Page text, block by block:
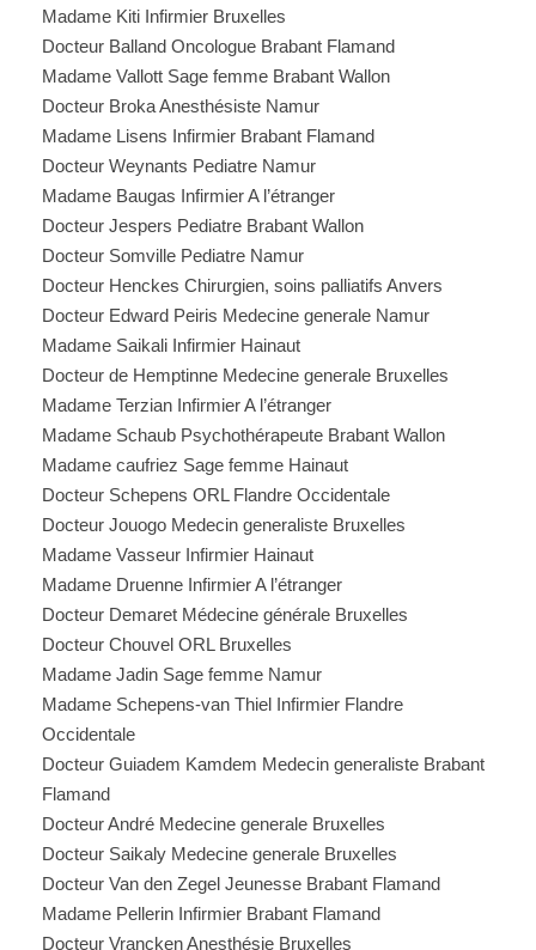
Madame Kiti Infirmier Bruxelles
Docteur Balland Oncologue Brabant Flamand
Madame Vallott Sage femme Brabant Wallon
Docteur Broka Anesthésiste Namur
Madame Lisens Infirmier Brabant Flamand
Docteur Weynants Pediatre Namur
Madame Baugas Infirmier A l’étranger
Docteur Jespers Pediatre Brabant Wallon
Docteur Somville Pediatre Namur
Docteur Henckes Chirurgien, soins palliatifs Anvers
Docteur Edward Peiris Medecine generale Namur
Madame Saikali Infirmier Hainaut
Docteur de Hemptinne Medecine generale Bruxelles
Madame Terzian Infirmier A l’étranger
Madame Schaub Psychothérapeute Brabant Wallon
Madame caufriez Sage femme Hainaut
Docteur Schepens ORL Flandre Occidentale
Docteur Jouogo Medecin generaliste Bruxelles
Madame Vasseur Infirmier Hainaut
Madame Druenne Infirmier A l’étranger
Docteur Demaret Médecine générale Bruxelles
Docteur Chouvel ORL Bruxelles
Madame Jadin Sage femme Namur
Madame Schepens-van Thiel Infirmier Flandre
Occidentale
Docteur Guiadem Kamdem Medecin generaliste Brabant
Flamand
Docteur André Medecine generale Bruxelles
Docteur Saikaly Medecine generale Bruxelles
Docteur Van den Zegel Jeunesse Brabant Flamand
Madame Pellerin Infirmier Brabant Flamand
Docteur Vrancken Anesthésie Bruxelles